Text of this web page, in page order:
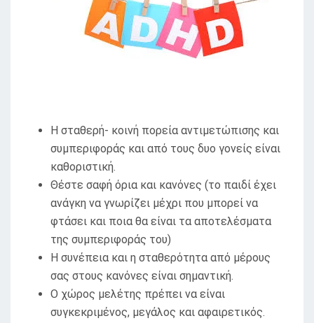
Η σταθερή- κοινή πορεία αντιμετώπισης και
συμπεριφοράς και από τους δυο γονείς είναι
καθοριστική.
Θέστε σαφή όρια και κανόνες (το παιδί έχει
ανάγκη να γνωρίζει μέχρι που μπορεί να
φτάσει και ποια θα είναι τα αποτελέσματα
της συμπεριφοράς του)
Η συνέπεια και η σταθερότητα από μέρους
σας στους κανόνες είναι σημαντική.
Ο χώρος μελέτης πρέπει να είναι
συγκεκριμένος, μεγάλος και αφαιρετικός.